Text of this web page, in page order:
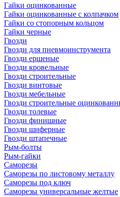
Гайки оцинкованные
Гайки оцинкованные с колпачком
Гайки со стопорным кольцом
Гайки черные
Гвозди
Гвозди для пневмоинструмента
Гвозди ершеные
Гвозди кровельные
Гвозди строительные
Гвозди винтовые
Гвозди мебельные
Гвозди строительные
Гвозди толевые
Гвозди финишные
Гвозди шиферные
Гвозди штапечные
Рым-болты
Рым-гайки
Саморезы
Саморезы по листовому металлу
Саморезы под ключ
Саморезы универсальные желтые